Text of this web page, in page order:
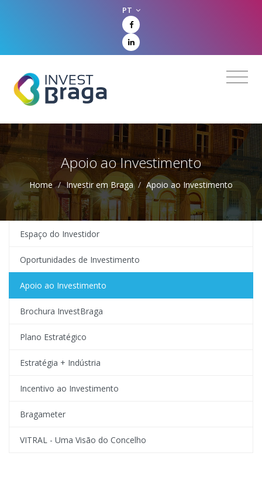
PT
Apoio ao Investimento
Home / Investir em Braga / Apoio ao Investimento
Espaço do Investidor
Oportunidades de Investimento
Apoio ao Investimento
Brochura InvestBraga
Plano Estratégico
Estratégia + Indústria
Incentivo ao Investimento
Bragameter
VITRAL - Uma Visão do Concelho